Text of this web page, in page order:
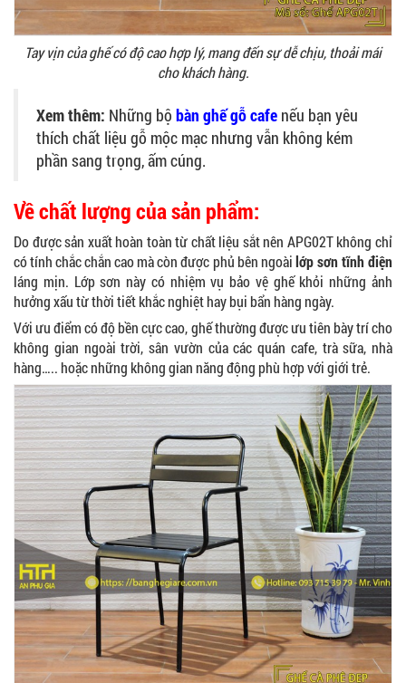
Tay vịn của ghế có độ cao hợp lý, mang đến sự dễ chịu, thoải mái
cho khách hàng.
Xem thêm: Những bộ bàn ghế gỗ cafe nếu bạn yêu
thích chất liệu gỗ mộc mạc nhưng vẫn không kém
phần sang trọng, ấm cúng.
Về chất lượng của sản phẩm:
Do được sản xuất hoàn toàn từ chất liệu sắt nên APG02T không chỉ
có tính chắc chắn cao mà còn được phủ bên ngoàilớp sơn tĩnh điện
láng mịn. Lớp sơn này có nhiệm vụ bảo vệ ghế khỏi những ảnh
hưởng xấu từ thời tiết khắc nghiệt hay bụi bẩn hàng ngày.
Với ưu điểm có độ bền cực cao, ghế thường được ưu tiên bày trí cho
không gian ngoài trời, sân vườn của các quán cafe, trà sữa, nhà
hàng….. hoặc những không gian năng động phù hợp với giới trẻ.